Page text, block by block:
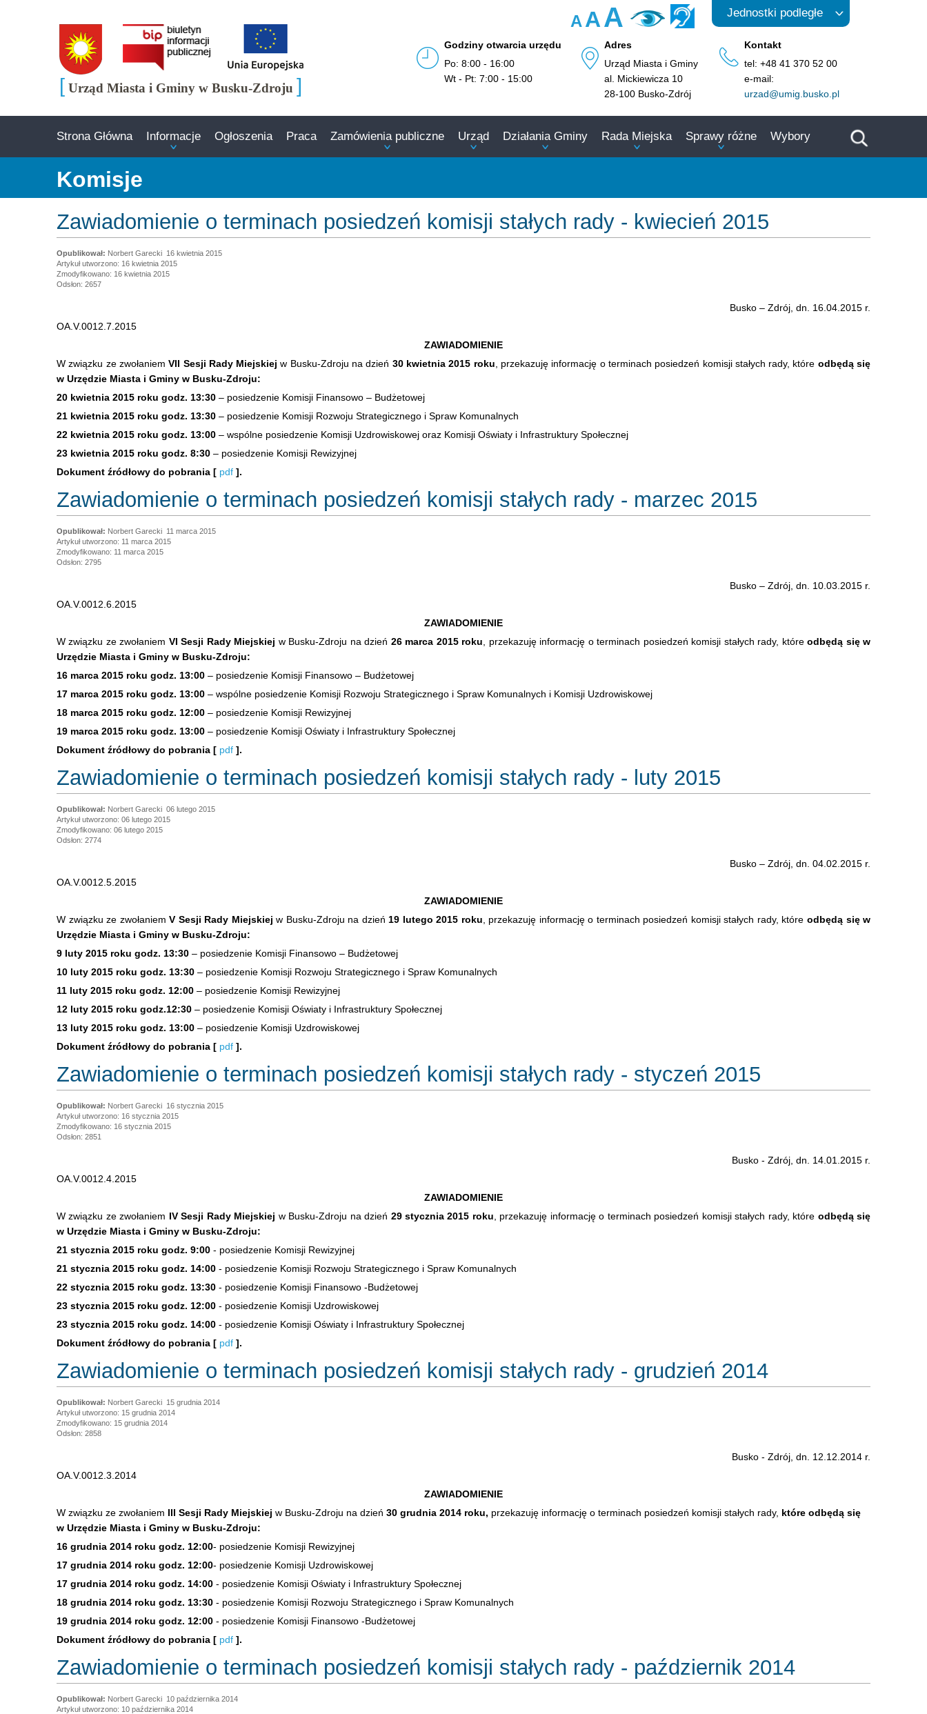
AAA Jednostki podległe
[ Urząd Miasta i Gminy w Busku-Zdroju ]
Godziny otwarcia urzędu
Po: 8:00 - 16:00
Wt - Pt: 7:00 - 15:00
Adres
Urząd Miasta i Gminy
al. Mickiewicza 10
28-100 Busko-Zdrój
Kontakt
tel: +48 41 370 52 00
e-mail:
urzad@umig.busko.pl
Strona Główna Informacje Ogłoszenia Praca Zamówienia publiczne Urząd Działania Gminy Rada Miejska Sprawy różne Wybory
Komisje
Zawiadomienie o terminach posiedzeń komisji stałych rady - kwiecień 2015
Norbert Garecki 16 kwietnia 2015
Artykuł utworzono: 16 kwietnia 2015
Zmodyfikowano: 16 kwietnia 2015
Odsłon: 2657
Busko – Zdrój, dn. 16.04.2015 r.
OA.V.0012.7.2015
ZAWIADOMIENIE
W związku ze zwołaniemVII Sesji Rady Miejskiej w Busku-Zdroju na dzień 30 kwietnia 2015 roku , przekazuję informację o terminach posiedzeń komisji stałych rady, które odbędą się
w Urzędzie Miasta i Gminy w Busku-Zdroju:
20 kwietnia 2015 roku godz. 13:30 – posiedzenie Komisji Finansowo – Budżetowej
21 kwietnia 2015 roku godz. 13:30 – posiedzenie Komisji Rozwoju Strategicznego i Spraw Komunalnych
22 kwietnia 2015 roku godz. 13:00 – wspólne posiedzenie Komisji Uzdrowiskowej oraz Komisji Oświaty i Infrastruktury Społecznej
23 kwietnia 2015 roku godz. 8:30 – posiedzenie Komisji Rewizyjnej
Dokument źródłowy do pobrania [ pdf ].
Zawiadomienie o terminach posiedzeń komisji stałych rady - marzec 2015
Norbert Garecki 11 marca 2015
Artykuł utworzono: 11 marca 2015
Zmodyfikowano: 11 marca 2015
Odsłon: 2795
Busko – Zdrój, dn. 10.03.2015 r.
OA.V.0012.6.2015
ZAWIADOMIENIE
W związku ze zwołaniem VI Sesji Rady Miejskiej w Busku-Zdroju na dzień 26 marca 2015 roku , przekazuję informację o terminach posiedzeń komisji stałych rady, któreodbędą się w
Urzędzie Miasta i Gminy w Busku-Zdroju:
16 marca 2015 roku godz. 13:00 – posiedzenie Komisji Finansowo – Budżetowej
17 marca 2015 roku godz. 13:00 – wspólne posiedzenie Komisji Rozwoju Strategicznego i Spraw Komunalnych i Komisji Uzdrowiskowej
18 marca 2015 roku godz. 12:00 – posiedzenie Komisji Rewizyjnej
19 marca 2015 roku godz. 13:00 – posiedzenie Komisji Oświaty i Infrastruktury Społecznej
Dokument źródłowy do pobrania [ pdf ].
Zawiadomienie o terminach posiedzeń komisji stałych rady - luty 2015
Norbert Garecki 06 lutego 2015
Artykuł utworzono: 06 lutego 2015
Zmodyfikowano: 06 lutego 2015
Odsłon: 2774
Busko – Zdrój, dn. 04.02.2015 r.
OA.V.0012.5.2015
ZAWIADOMIENIE
W związku ze zwołaniemV Sesji Rady Miejskiej w Busku-Zdroju na dzień 19 lutego 2015 roku , przekazuję informację o terminach posiedzeń komisji stałych rady, które odbędą się w
Urzędzie Miasta i Gminy w Busku-Zdroju:
9 luty 2015 roku godz. 13:30 – posiedzenie Komisji Finansowo – Budżetowej
10 luty 2015 roku godz. 13:30 – posiedzenie Komisji Rozwoju Strategicznego i Spraw Komunalnych
11 luty 2015 roku godz. 12:00 – posiedzenie Komisji Rewizyjnej
12 luty 2015 roku godz.12:30 – posiedzenie Komisji Oświaty i Infrastruktury Społecznej
13 luty 2015 roku godz. 13:00 – posiedzenie Komisji Uzdrowiskowej
Dokument źródłowy do pobrania [ pdf ].
Zawiadomienie o terminach posiedzeń komisji stałych rady - styczeń 2015
Norbert Garecki 16 stycznia 2015
Artykuł utworzono: 16 stycznia 2015
Zmodyfikowano: 16 stycznia 2015
Odsłon: 2851
Busko - Zdrój, dn. 14.01.2015 r.
OA.V.0012.4.2015
ZAWIADOMIENIE
W związku ze zwołaniem IV Sesji Rady Miejskiej w Busku-Zdroju na dzień 29 stycznia 2015 roku , przekazuję informację o terminach posiedzeń komisji stałych rady, które odbędą się
w Urzędzie Miasta i Gminy w Busku-Zdroju:
21 stycznia 2015 roku godz. 9:00 - posiedzenie Komisji Rewizyjnej
21 stycznia 2015 roku godz. 14:00 - posiedzenie Komisji Rozwoju Strategicznego i Spraw Komunalnych
22 stycznia 2015 roku godz. 13:30 - posiedzenie Komisji Finansowo -Budżetowej
23 stycznia 2015 roku godz. 12:00 - posiedzenie Komisji Uzdrowiskowej
23 stycznia 2015 roku godz. 14:00 - posiedzenie Komisji Oświaty i Infrastruktury Społecznej
Dokument źródłowy do pobrania [ pdf ].
Zawiadomienie o terminach posiedzeń komisji stałych rady - grudzień 2014
Norbert Garecki 15 grudnia 2014
Artykuł utworzono: 15 grudnia 2014
Zmodyfikowano: 15 grudnia 2014
Odsłon: 2858
Busko - Zdrój, dn. 12.12.2014 r.
OA.V.0012.3.2014
ZAWIADOMIENIE
W związku ze zwołaniem III Sesji Rady Miejskiej w Busku-Zdroju na dzień 30 grudnia 2014 roku, przekazuję informację o terminach posiedzeń komisji stałych rady, które odbędą się
w Urzędzie Miasta i Gminy w Busku-Zdroju:
16 grudnia 2014 roku godz. 12:00- posiedzenie Komisji Rewizyjnej
17 grudnia 2014 roku godz. 12:00- posiedzenie Komisji Uzdrowiskowej
17 grudnia 2014 roku godz. 14:00 - posiedzenie Komisji Oświaty i Infrastruktury Społecznej
18 grudnia 2014 roku godz. 13:30 - posiedzenie Komisji Rozwoju Strategicznego i Spraw Komunalnych
19 grudnia 2014 roku godz. 12:00 - posiedzenie Komisji Finansowo -Budżetowej
Dokument źródłowy do pobrania [ pdf ].
Zawiadomienie o terminach posiedzeń komisji stałych rady - październik 2014
Norbert Garecki 10 października 2014
Artykuł utworzono: 10 października 2014